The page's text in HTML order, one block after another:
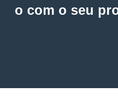
o com o seu